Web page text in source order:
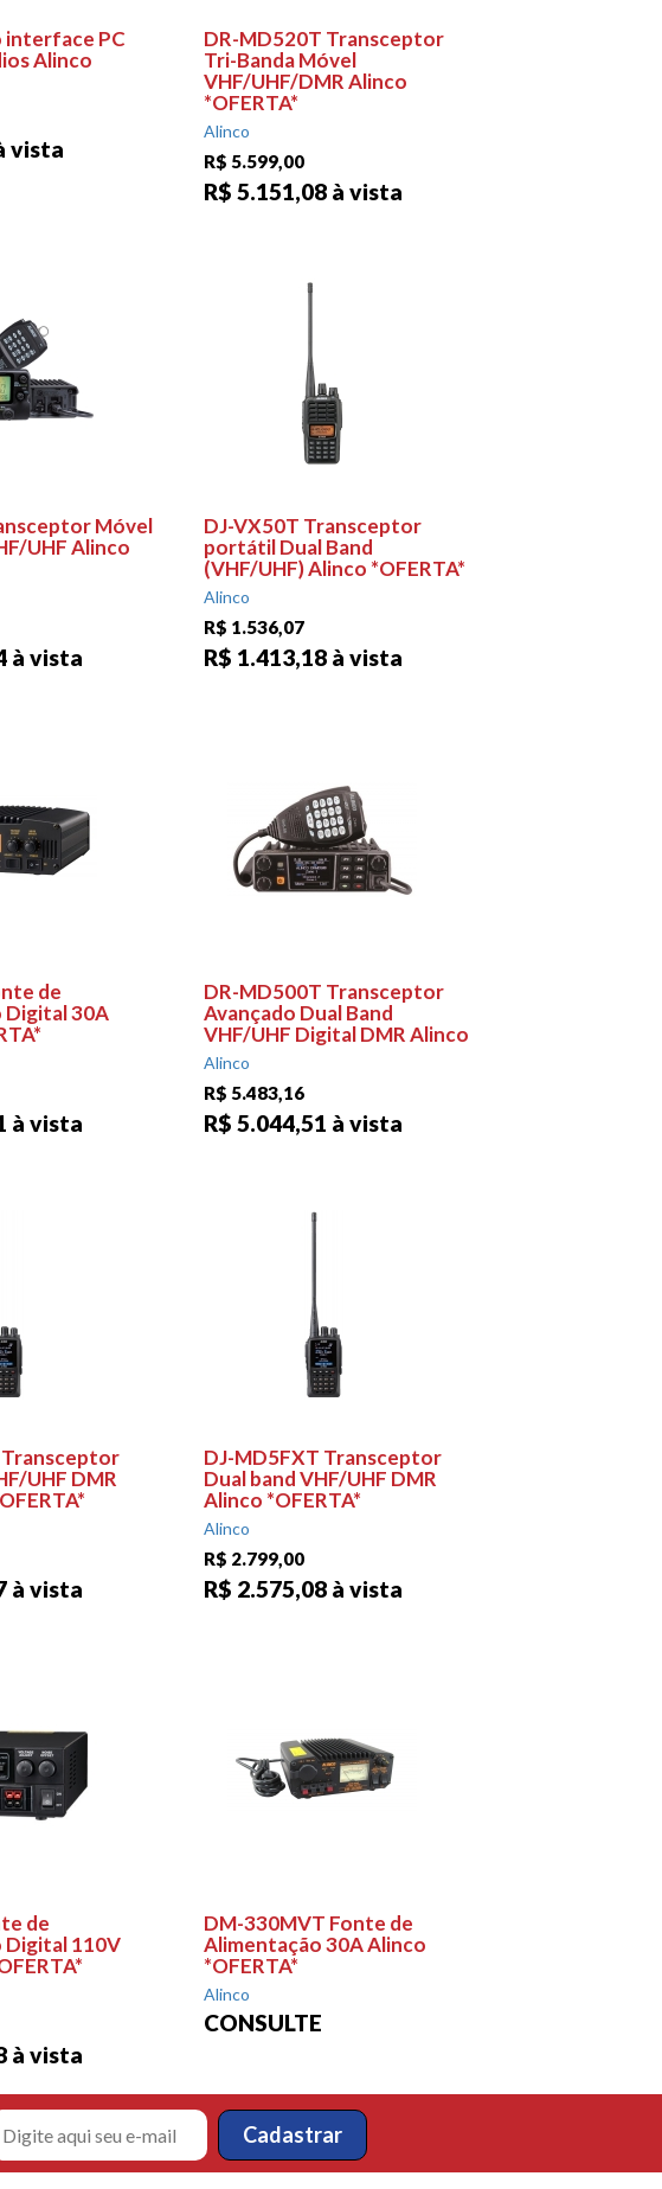
interface PC
Alinco
vista
DR-MD520T Transceptor
Tri-Banda Móvel
VHF/UHF/DMR Alinco
*OFERTA*
Alinco
R$ 5.599,00
R$ 5.151,08 à vista
Móvel
UHF Alinco
à vista
DJ-VX50T Transceptor
portátil Dual Band
(VHF/UHF) Alinco *OFERTA*
Alinco
R$ 1.536,07
R$ 1.413,18 à vista
de
Digital 30A
à vista
DR-MD500T Transceptor
Avançado Dual Band
VHF/UHF Digital DMR Alinco
Alinco
R$ 5.483,16
R$ 5.044,51 à vista
Transceptor
UHF DMR
à vista
DJ-MD5FXT Transceptor
Dual band VHF/UHF DMR
Alinco *OFERTA*
Alinco
R$ 2.799,00
R$ 2.575,08 à vista
de
110V
à vista
DM-330MVT Fonte de
Alimentação 30A Alinco
*OFERTA*
Alinco
CONSULTE